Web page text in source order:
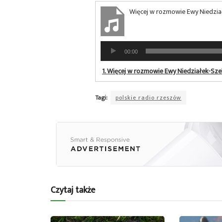
Więcej w rozmowie Ewy
Odtwarzacz
plików
dźwiękowych
00:00
1.Więcej w rozmowie Ewy Niedziałek-
Tagi: polskie radio rzeszów
Czytaj także